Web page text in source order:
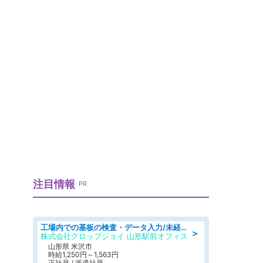
注目情報 PR
＞
工場内での基板の検査・データ入力/未経験歓迎/交通費支給/食堂あり
株式会社グロップジョイ 山形駅前オフィス
山形県 米沢市
時給1,250円～1,563円